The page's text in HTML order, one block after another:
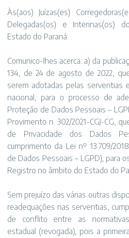
Às(aos) Juízas(es)
Delegadas(os) e Interinas(os)
Estado do Paraná:
Comunico-lhes acerca: a) da
134, de 24 de agosto de 2022,
serem adotadas pelas serventias
nacional, para o processo de
Proteção de Dados Pessoais –
Provimento n. 302/2021-CGJ-CG,
de Privacidade dos Dados
cumprimento da Lei nº 13.709/
de Dados Pessoais – LGPD), para
Registro no âmbito do Estado do
Sem prejuízo das várias outras
readequações nas serventias,
de conflito entre as
estadual (revogada), pois a